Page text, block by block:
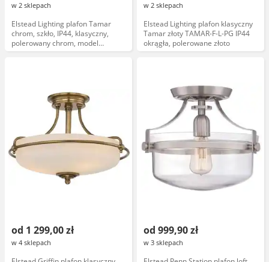
w 2 sklepach
Elstead Lighting plafon Tamar
chrom, szkło, IP44, klasyczny,
polerowany chrom, model
TAMAR-F-L-PC
w 2 sklepach
Elstead Lighting plafon klasyczny
Tamar złoty TAMAR-F-L-PG IP44
okrągła, polerowane złoto
od 1 299,00 zł
w 4 sklepach
od 999,90 zł
w 3 sklepach